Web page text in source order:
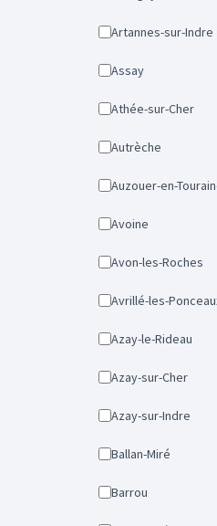
Artannes-sur-Indre
Assay
Athée-sur-Cher
Autrèche
Auzouer-en-
Avoine
Avon-les-Roches
Avrillé-les-
Azay-le-Rideau
Azay-sur-Cher
Azay-sur-Indre
Ballan-Miré
Barrou